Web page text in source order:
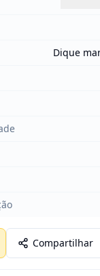
Dique
Compartilhar